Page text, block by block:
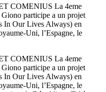
COMENIUS La 4eme
participe a un projet
In Our Lives Always) en
Uni, l’Espagne, le
COMENIUS La 4eme
participe a un projet
In Our Lives Always) en
Uni, l’Espagne, le